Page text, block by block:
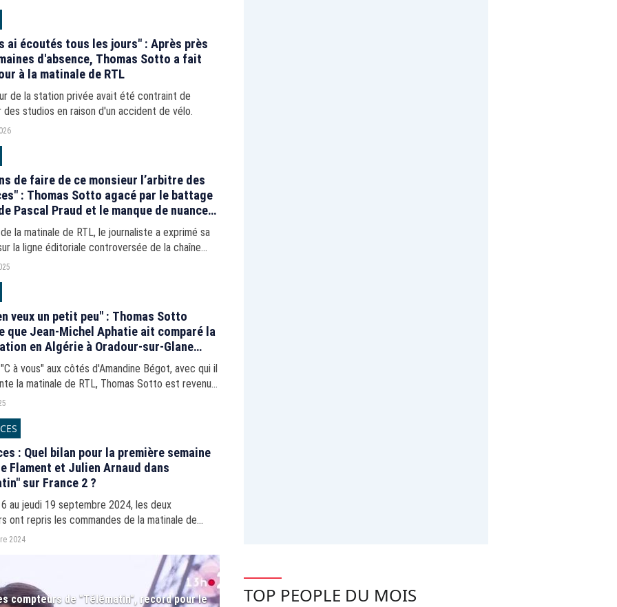
ai écoutés tous les jours" : Après près
d'absence, Thomas Sotto a fait
à la matinale de RTL
de la station privée avait été contraint de
des studios en raison d'un accident de vélo.
de faire de ce monsieur l’arbitre des
: Thomas Sotto agacé par le battage
Pascal Praud et le manque de nuance
la matinale de RTL, le journaliste a exprimé sa
la ligne éditoriale controversée de la chaîne
veux un petit peu" : Thomas Sotto
que Jean-Michel Aphatie ait comparé la
en Algérie à Oradour-sur-Glane
son départ de RTL
à vous" aux côtés d'Amandine Bégot, avec qui il
la matinale de RTL, Thomas Sotto est revenu
de Jean-Michel Aphatie après ses propos sur
: Quel bilan pour la première semaine
Flament et Julien Arnaud dans
sur France 2 ?
au jeudi 19 septembre 2024, les deux
ont repris les commandes de la matinale de
succès ?
2024
compteurs de "Télématin", record pour le
TOP PEOPLE DU MOIS